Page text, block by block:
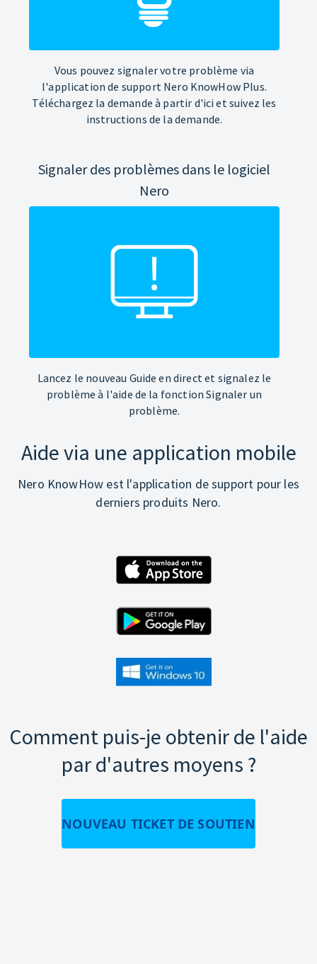
Vous pouvez signaler votre problème via
l'application de support Nero KnowHow Plus.
Téléchargez la demande à partir d'ici et suivez les
instructions de la demande.
Signaler des problèmes dans le logiciel
Nero
Lancez le nouveau Guide en direct et signalez le
problème à l'aide de la fonction Signaler un
problème.
Aide via une application mobile
Nero KnowHow est l'application de support pour les
derniers produits Nero.
Comment puis-je obtenir de l'aide
par d'autres moyens ?
NOUVEAU TICKET DE SOUTIEN